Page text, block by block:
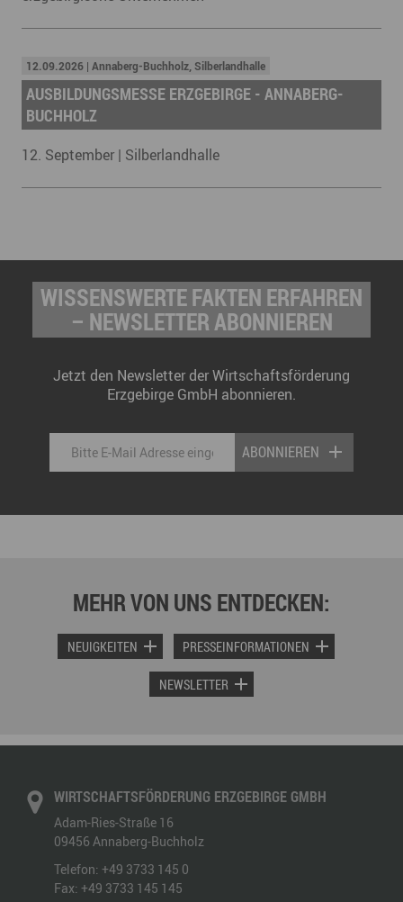
12.09.2026 | Annaberg-Buchholz, Silberlandhalle
AUSBILDUNGSMESSE ERZGEBIRGE - ANNABERG-
BUCHHOLZ
12. September | Silberlandhalle
WISSENSWERTE FAKTEN ERFAHREN
– NEWSLETTER ABONNIEREN
Jetzt den Newsletter der Wirtschaftsförderung
Erzgebirge GmbH abonnieren.
ABONNIEREN
MEHR VON UNS ENTDECKEN:
NEUIGKEITEN PRESSEINFORMATIONEN
NEWSLETTER
WIRTSCHAFTSFÖRDERUNG ERZGEBIRGE GMBH
Adam-Ries-Straße 16
09456 Annaberg-Buchholz
Telefon: +49 3733 145 0
Fax: +49 3733 145 145